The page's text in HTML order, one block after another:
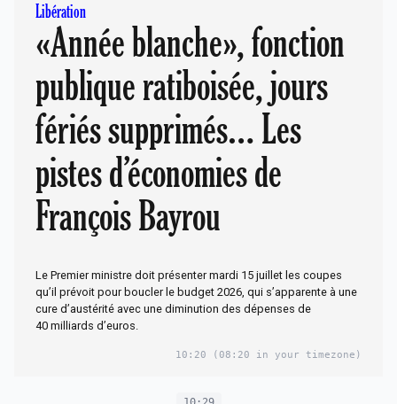
Libération
«Année blanche», fonction
publique ratiboisée, jours
fériés supprimés… Les
pistes d’économies de
François Bayrou
Le Premier ministre doit présenter mardi 15 juillet les coupes
qu’il prévoit pour boucler le budget 2026, qui s’apparente à une
cure d’austérité avec une diminution des dépenses de
40 milliards d’euros.
10:20 (08:20 in your timezone)